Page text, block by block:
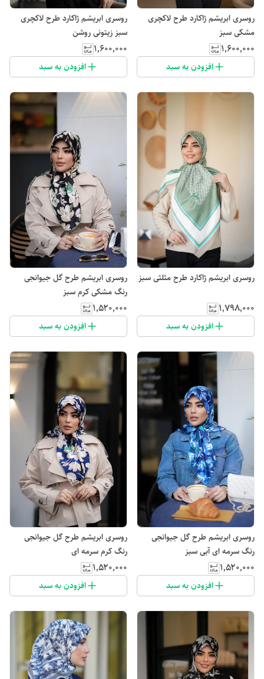
روسری ابریشم ژاکارد طرح لاکچری
مشکی سبز
۱٬۶۰۰٬۰۰۰
افزودن به سبد
روسری ابریشم ژاکارد طرح لاکچری
سبز زیتونی روشن
۱٬۶۰۰٬۰۰۰
افزودن به سبد
روسری ابریشم ژاکارد طرح مثلثی سبز
۱٬۷۹۸٬۰۰۰
افزودن به سبد
روسری ابریشم طرح گل جیوانجی
رنگ مشکی کرم سبز
۱٬۵۲۰٬۰۰۰
افزودن به سبد
روسری ابریشم طرح گل جیوانجی
رنگ سرمه ای آبی سبز
۱٬۵۲۰٬۰۰۰
افزودن به سبد
روسری ابریشم طرح گل جیوانجی
رنگ کرم سرمه ای
۱٬۵۲۰٬۰۰۰
افزودن به سبد